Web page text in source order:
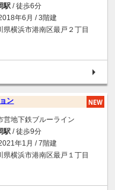
駅 / 徒歩6分
年6月 / 3階建
県横浜市港南区最戸２丁目
ン
営地下鉄ブルーライン
駅 / 徒歩9分
年1月 / 7階建
県横浜市港南区最戸１丁目